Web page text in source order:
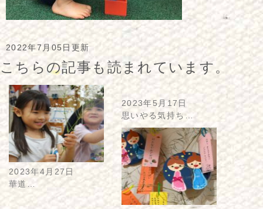
2022年7月05日更新
こちらの記事も読まれています。
2023年4月27日
華道…
2023年5月17日
思いやる気持ち…